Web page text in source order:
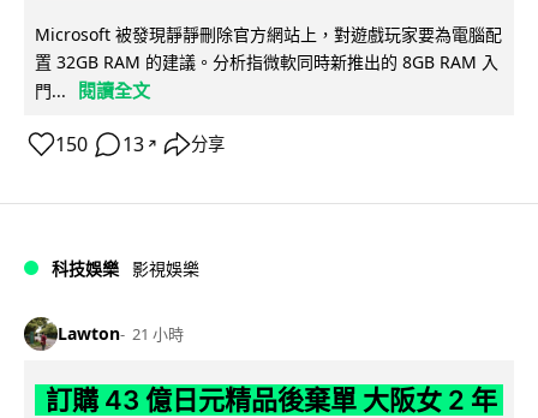
Microsoft 被發現靜靜刪除官方網站上，對遊戲玩家要為電腦配
置 32GB RAM 的建議。分析指微軟同時新推出的 8GB RAM 入
門...
閱讀全文
150 13 ↗ 分享
科技娛樂 影視娛樂
Lawton 21 小時
訂購 43 億日元精品後棄單 大阪女 2 年